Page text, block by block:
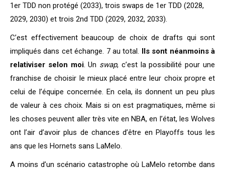
1er TDD non protégé (2033), trois swaps de 1er TDD (2028,
2029, 2030) et trois 2nd TDD (2029, 2032, 2033).
C’est effectivement beaucoup de choix de drafts qui sont
impliqués dans cet échange. 7 au total. Ils sont néanmoins à
relativiser selon moi. Un swap, c’est la possibilité pour une
franchise de choisir le mieux placé entre leur choix propre et
celui de l’équipe concernée. En cela, ils donnent un peu plus
de valeur à ces choix. Mais si on est pragmatiques, même si
les choses peuvent aller très vite en NBA, en l’état, les Wolves
ont l’air d’avoir plus de chances d’être en Playoffs tous les
ans que les Hornets sans LaMelo.
A moins d’un scénario catastrophe où LaMelo retombe dans